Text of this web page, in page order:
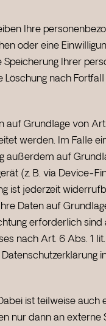
Ihre
oder eine
Ihrer
nach
Grundlage von
werden. Im Falle
außerdem auf
(z. B. via Device-
ist jederzeit
Daten auf
erforderlich
nach Art. 6 Abs. 1
ist teilweise auch
nur dann an externe